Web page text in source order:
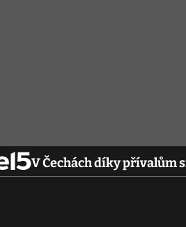
V Čechách díky přívalům